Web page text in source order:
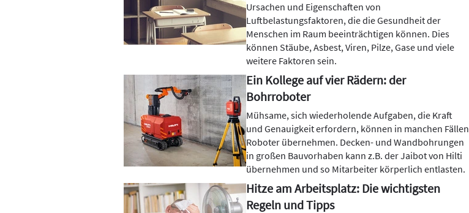
Ursachen und Eigenschaften von
Luftbelastungsfaktoren, die die Gesundheit der
Menschen im Raum beeinträchtigen können. Dies
können Stäube, Asbest, Viren, Pilze, Gase und viele
weitere Faktoren sein.
Ein Kollege auf vier Rädern: der
Bohrroboter
Mühsame, sich wiederholende Aufgaben, die Kraft
und Genauigkeit erfordern, können in manchen Fällen
Roboter übernehmen. Decken- und Wandbohrungen
in großen Bauvorhaben kann z.B. der Jaibot von Hilti
übernehmen und so Mitarbeiter körperlich entlasten.
Hitze am Arbeitsplatz: Die wichtigsten
Regeln und Tipps